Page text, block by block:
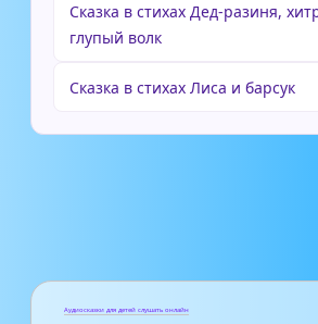
Сказка в стихах Дед-разиня,
глупый волк
Сказка в стихах Лиса и барсук
Аудиосказки для детей слушать онлайн